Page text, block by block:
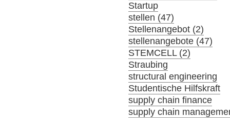
Startup
stellen (47)
Stellenangebot (2)
stellenangebote (47)
STEMCELL (2)
Straubing
structural engineering
Studentische Hilfskraft
supply chain finance
supply chain